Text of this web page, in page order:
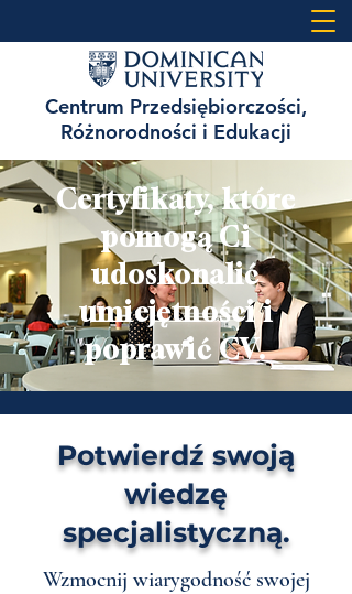
Centrum Przedsiębiorczości,
Różnorodności i Edukacji
Certyfikaty, które
pomogą Ci
udoskonalić
umiejętności i
poprawić CV.
Potwierdź swoją
wiedzę
specjalistyczną.
Wzmocnij wiarygodność swojej